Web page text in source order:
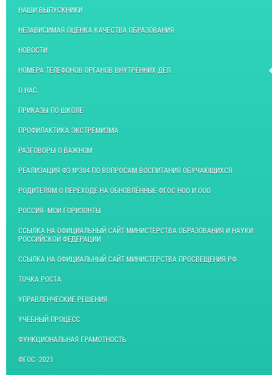
НАШИ ВЫПУСКНИКИ
НЕЗАВИСИМАЯ ОЦЕНКА КАЧЕСТВА ОБРАЗОВАНИЯ
НОВОСТИ
НОМЕРА ТЕЛЕФОНОВ ОРГАНОВ ВНУТРЕННИХ ДЕЛ.
О НАС
ПРИКАЗЫ ПО ШКОЛЕ
ПРОФИЛАКТИКА ЭКСТРЕМИЗМА
РАЗГОВОРЫ О ВАЖНОМ
РЕАЛИЗАЦИЯ ФЗ №304 ПО ВОПРОСАМ ВОСПИТАНИЯ ОБУЧАЮЩИХСЯ
РОДИТЕЛЯМ О ПЕРЕХОДЕ НА ОБНОВЛЁННЫЕ ФГОС НОО И ООО
РОССИЯ- МОИ ГОРИЗОНТЫ
ССЫЛКА НА ОФИЦИАЛЬНЫЙ САЙТ МИНИСТЕРСТВА ОБРАЗОВАНИЯ И НАУКИ
РОССИЙСКОЙ ФЕДЕРАЦИИ
ССЫЛКА НА ОФИЦИАЛЬНЫЙ САЙТ МИНИСТЕРСТВА ПРОСВЕЩЕНИЯ РФ
ТОЧКА РОСТА
УПРАВЛЕНЧЕСКИЕ РЕШЕНИЯ
УЧЕБНЫЙ ПРОЦЕСС
ФУНКЦИОНАЛЬНАЯ ГРАМОТНОСТЬ
ФГОС -2021